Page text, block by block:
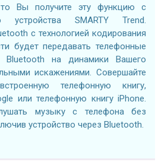
Вы получите эту функцию с
устройства SMARTY Trend.
с технологией кодирования
будет передавать телефонные
на динамики Вашего
искажениями. Совершайте
телефонную книгу,
или телефонную книгу iPhone.
музыку с телефона без
устройство через Bluetooth.